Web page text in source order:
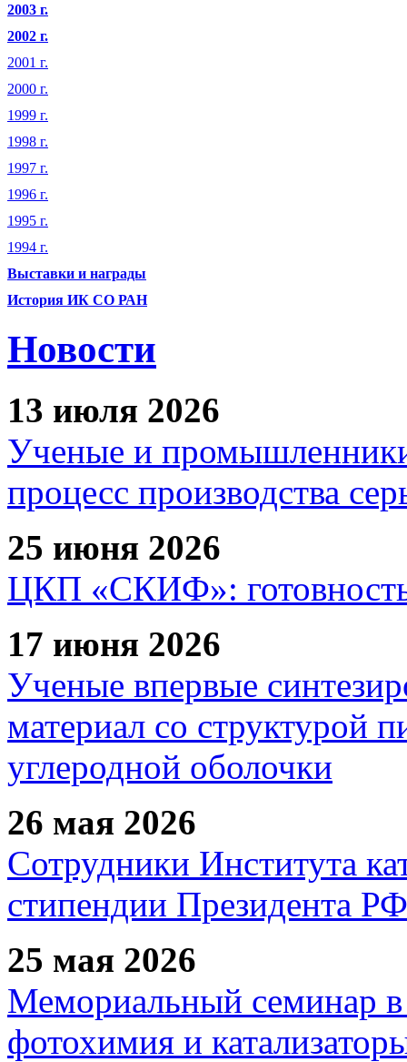
2003 г.
2002 г.
2001 г.
2000 г.
1999 г.
1998 г.
1997 г.
1996 г.
1995 г.
1994 г.
Выставки и награды
История ИК СО РАН
Новости
13 июля 2026
Ученые и
процесс производства
25 июня 2026
ЦКП «СКИФ»: готовность
17 июня 2026
Ученые впервые
материал со структурой
углеродной оболочки
26 мая 2026
Сотрудники Института
стипендии Президента РФ
25 мая 2026
Мемориальный семинар в
фотохимия и